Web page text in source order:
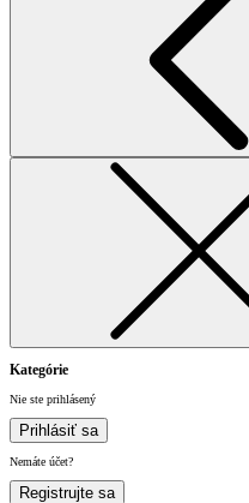
Kategórie
Nie ste prihlásený
Prihlásiť sa
Nemáte účet?
Registrujte sa